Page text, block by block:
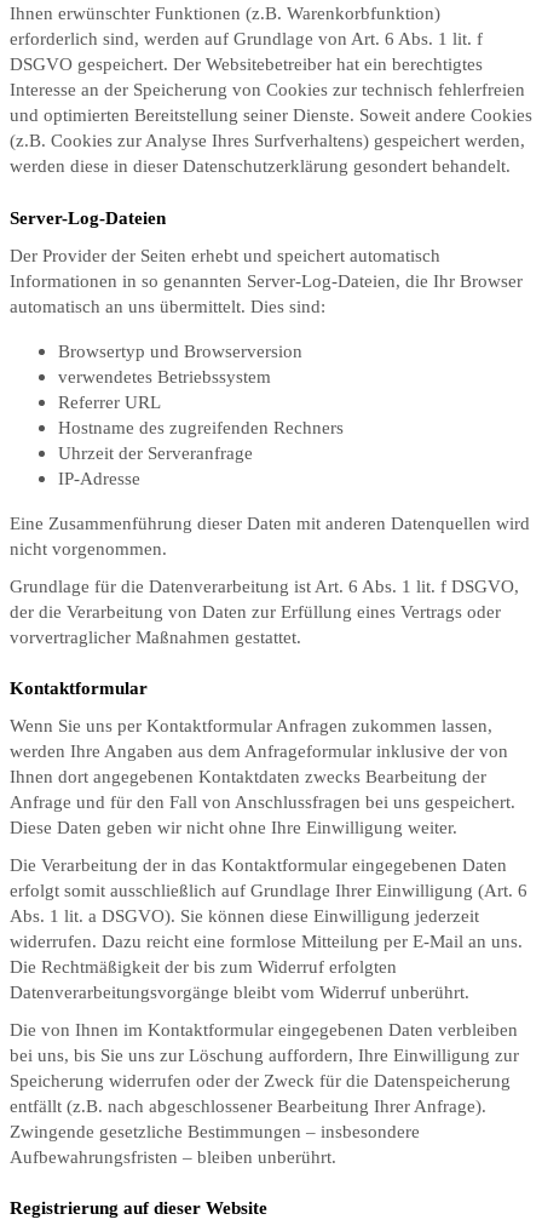
Ihnen erwünschter Funktionen (z.B. Warenkorbfunktion)
erforderlich sind, werden auf Grundlage von Art. 6 Abs. 1 lit. f
DSGVO gespeichert. Der Websitebetreiber hat ein berechtigtes
Interesse an der Speicherung von Cookies zur technisch fehlerfreien
und optimierten Bereitstellung seiner Dienste. Soweit andere Cookies
(z.B. Cookies zur Analyse Ihres Surfverhaltens) gespeichert werden,
werden diese in dieser Datenschutzerklärung gesondert behandelt.
Server-Log-Dateien
Der Provider der Seiten erhebt und speichert automatisch
Informationen in so genannten Server-Log-Dateien, die Ihr Browser
automatisch an uns übermittelt. Dies sind:
Browsertyp und Browserversion
verwendetes Betriebssystem
Referrer URL
Hostname des zugreifenden Rechners
Uhrzeit der Serveranfrage
IP-Adresse
Eine Zusammenführung dieser Daten mit anderen Datenquellen wird
nicht vorgenommen.
Grundlage für die Datenverarbeitung ist Art. 6 Abs. 1 lit. f DSGVO,
der die Verarbeitung von Daten zur Erfüllung eines Vertrags oder
vorvertraglicher Maßnahmen gestattet.
Kontaktformular
Wenn Sie uns per Kontaktformular Anfragen zukommen lassen,
werden Ihre Angaben aus dem Anfrageformular inklusive der von
Ihnen dort angegebenen Kontaktdaten zwecks Bearbeitung der
Anfrage und für den Fall von Anschlussfragen bei uns gespeichert.
Diese Daten geben wir nicht ohne Ihre Einwilligung weiter.
Die Verarbeitung der in das Kontaktformular eingegebenen Daten
erfolgt somit ausschließlich auf Grundlage Ihrer Einwilligung (Art. 6
Abs. 1 lit. a DSGVO). Sie können diese Einwilligung jederzeit
widerrufen. Dazu reicht eine formlose Mitteilung per E-Mail an uns.
Die Rechtmäßigkeit der bis zum Widerruf erfolgten
Datenverarbeitungsvorgänge bleibt vom Widerruf unberührt.
Die von Ihnen im Kontaktformular eingegebenen Daten verbleiben
bei uns, bis Sie uns zur Löschung auffordern, Ihre Einwilligung zur
Speicherung widerrufen oder der Zweck für die Datenspeicherung
entfällt (z.B. nach abgeschlossener Bearbeitung Ihrer Anfrage).
Zwingende gesetzliche Bestimmungen – insbesondere
Aufbewahrungsfristen – bleiben unberührt.
Registrierung auf dieser Website